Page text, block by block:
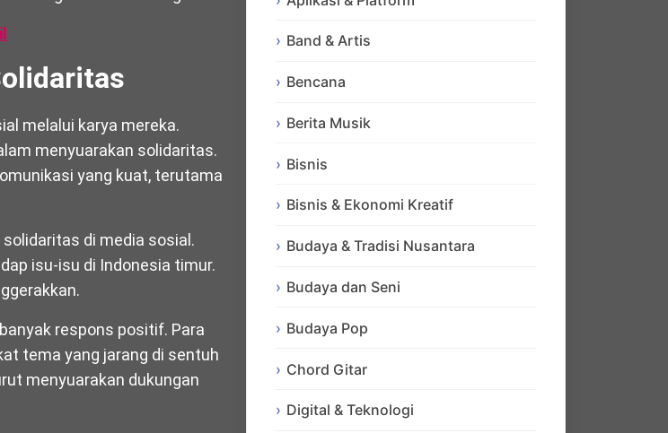
melalui karya mereka.
menyuarakan solidaritas.
yang kuat, terutama
solidaritas di media sosial.
isu-isu di Indonesia timur.
respons positif. Para
tema yang jarang di sentuh
menyuarakan dukungan
Band & Artis
Bencana
Berita Musik
Bisnis
Bisnis & Ekonomi Kreatif
Budaya & Tradisi Nusantara
Budaya dan Seni
Budaya Pop
Chord Gitar
Digital & Teknologi